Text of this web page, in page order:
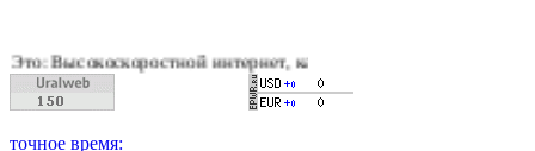
интернет, качественное цифровое и кабельное